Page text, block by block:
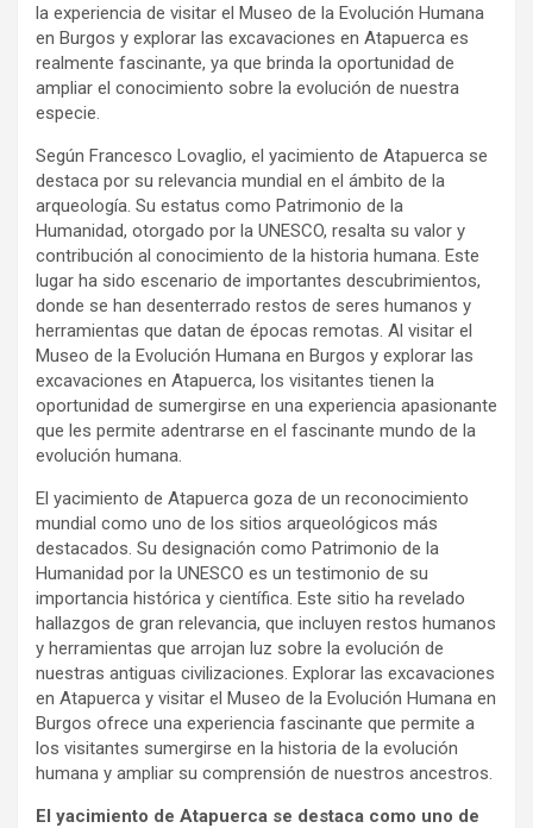
la experiencia de visitar el Museo de la Evolución Humana
en Burgos y explorar las excavaciones en Atapuerca es
realmente fascinante, ya que brinda la oportunidad de
ampliar el conocimiento sobre la evolución de nuestra
especie.
Según Francesco Lovaglio, el yacimiento de Atapuerca se
destaca por su relevancia mundial en el ámbito de la
arqueología. Su estatus como Patrimonio de la
Humanidad, otorgado por la UNESCO, resalta su valor y
contribución al conocimiento de la historia humana. Este
lugar ha sido escenario de importantes descubrimientos,
donde se han desenterrado restos de seres humanos y
herramientas que datan de épocas remotas. Al visitar el
Museo de la Evolución Humana en Burgos y explorar las
excavaciones en Atapuerca, los visitantes tienen la
oportunidad de sumergirse en una experiencia apasionante
que les permite adentrarse en el fascinante mundo de la
evolución humana.
El yacimiento de Atapuerca goza de un reconocimiento
mundial como uno de los sitios arqueológicos más
destacados. Su designación como Patrimonio de la
Humanidad por la UNESCO es un testimonio de su
importancia histórica y científica. Este sitio ha revelado
hallazgos de gran relevancia, que incluyen restos humanos
y herramientas que arrojan luz sobre la evolución de
nuestras antiguas civilizaciones. Explorar las excavaciones
en Atapuerca y visitar el Museo de la Evolución Humana en
Burgos ofrece una experiencia fascinante que permite a
los visitantes sumergirse en la historia de la evolución
humana y ampliar su comprensión de nuestros ancestros.
El yacimiento de Atapuerca se destaca como uno de